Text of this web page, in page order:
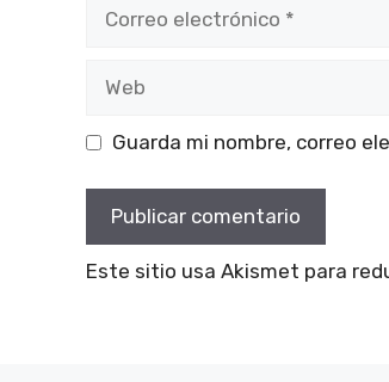
Guarda mi nombre, correo
Este sitio usa Akismet para